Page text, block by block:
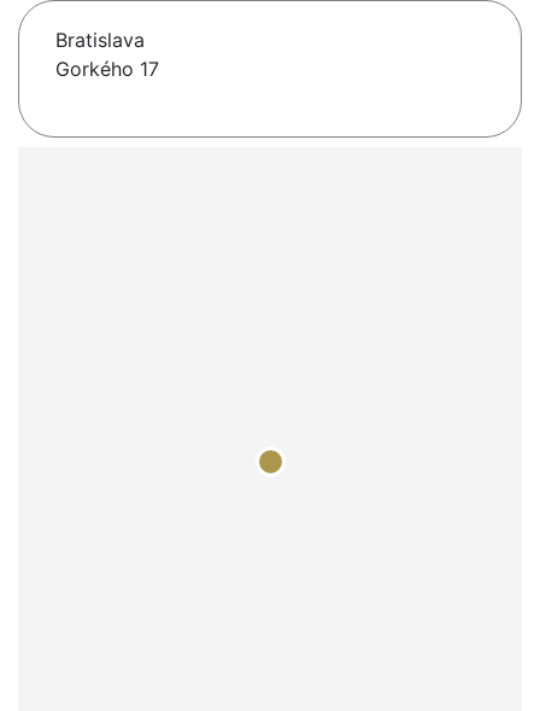
Bratislava
Gorkého 17